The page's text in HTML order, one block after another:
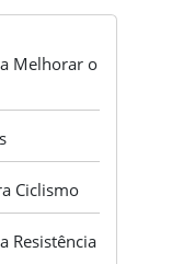
Melhorar o
Ciclismo
Resistência